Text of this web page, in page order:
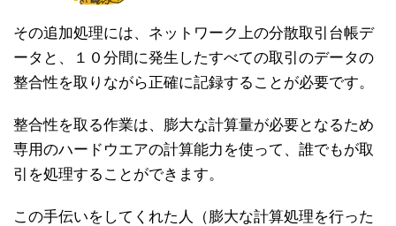
その追加処理には、ネットワーク上の分散取引台帳デ
ータと、１０分間に発生したすべての取引のデータの
整合性を取りながら正確に記録することが必要です。
整合性を取る作業は、膨大な計算量が必要となるため
専用のハードウエアの計算能力を使って、誰でもが取
引を処理することができます。
この手伝いをしてくれた人（膨大な計算処理を行った